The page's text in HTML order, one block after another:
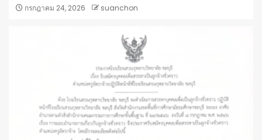
กรกฎาคม 24, 2026 suanchon